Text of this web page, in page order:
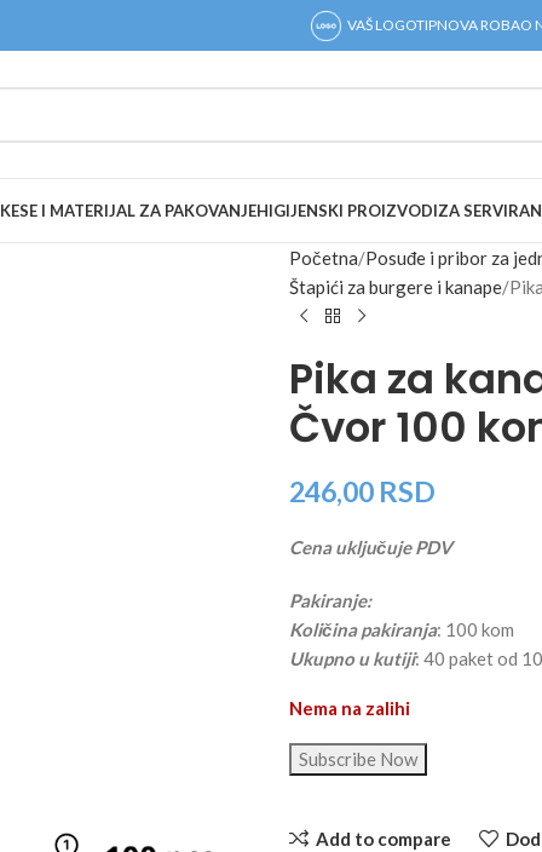
VAŠ LOGOTIPNOVA ROBAO
KESE I MATERIJAL ZA PAKOVANJEHIGIJENSKI PROIZVODIZA
Početna Posuđe i pribor za
Štapići za burgere i kanape
Pika za
Čvor 100
246,00 RSD
Cena uključuje PDV
Pakiranje:
Količina pakiranja: 100 kom
Ukupno u kutiji: 40 paket od
Nema na zalihi
Subscribe Now
Add to compare